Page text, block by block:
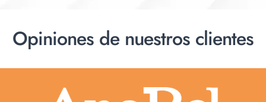
Opiniones de nuestros clientes